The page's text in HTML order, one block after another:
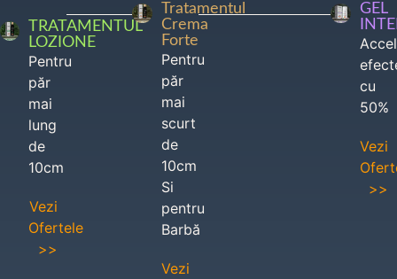
TRATAMENTUL
LOZIONE
Pentru
păr
mai
lung
de
10cm
Vezi
Ofertele
>>
Tratamentul
Crema
Forte
Pentru
păr
mai
scurt
de
10cm
Si
pentru
Barbă
Vezi
GEL
cu
50%
Vezi
>>